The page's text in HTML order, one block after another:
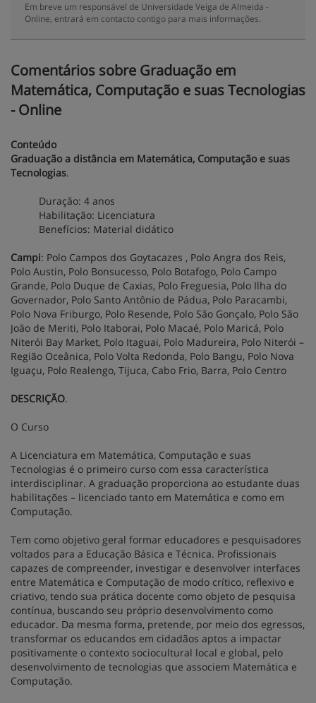
Em breve um responsável de Universidade Veiga de Almeida -
Online, entrará em contacto contigo para mais informações.
Comentários sobre Graduação em
Matemática, Computação e suas Tecnologias
- Online
Conteúdo
Graduação a distância em Matemática, Computação e suas
Tecnologias.
Duração: 4 anos
Habilitação: Licenciatura
Benefícios: Material didático
Campi: Polo Campos dos Goytacazes , Polo Angra dos Reis,
Polo Austin, Polo Bonsucesso, Polo Botafogo, Polo Campo
Grande, Polo Duque de Caxias, Polo Freguesia, Polo Ilha do
Governador, Polo Santo Antônio de Pádua, Polo Paracambi,
Polo Nova Friburgo, Polo Resende, Polo São Gonçalo, Polo São
João de Meriti, Polo Itaborai, Polo Macaé, Polo Maricá, Polo
Niterói Bay Market, Polo Itaguai, Polo Madureira, Polo Niterói –
Região Oceânica, Polo Volta Redonda, Polo Bangu, Polo Nova
Iguaçu, Polo Realengo, Tijuca, Cabo Frio, Barra, Polo Centro
DESCRIÇÃO.
O Curso
A Licenciatura em Matemática, Computação e suas
Tecnologias é o primeiro curso com essa característica
interdisciplinar. A graduação proporciona ao estudante duas
habilitações – licenciado tanto em Matemática e como em
Computação.
Tem como objetivo geral formar educadores e pesquisadores
voltados para a Educação Básica e Técnica. Profissionais
capazes de compreender, investigar e desenvolver interfaces
entre Matemática e Computação de modo crítico, reflexivo e
criativo, tendo sua prática docente como objeto de pesquisa
contínua, buscando seu próprio desenvolvimento como
educador. Da mesma forma, pretende, por meio dos egressos,
transformar os educandos em cidadãos aptos a impactar
positivamente o contexto sociocultural local e global, pelo
desenvolvimento de tecnologias que associem Matemática e
Computação.